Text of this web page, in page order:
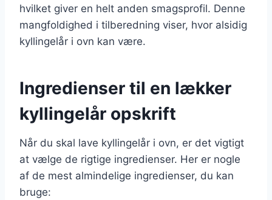
hvilket giver en helt anden smagsprofil. Denne
mangfoldighed i tilberedning viser, hvor alsidig
kyllingelår i ovn kan være.
Ingredienser til en lækker
kyllingelår opskrift
Når du skal lave kyllingelår i ovn, er det vigtigt
at vælge de rigtige ingredienser. Her er nogle
af de mest almindelige ingredienser, du kan
bruge: